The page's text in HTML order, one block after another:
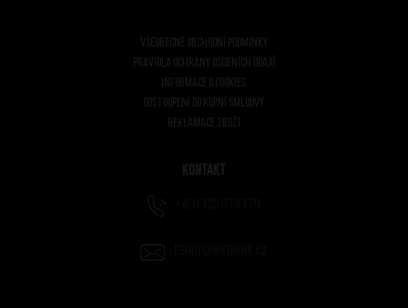
Všeobecné obchodní podmínky
Pravidla ochrany osobních údajů
Informace o cookies
Odstoupení od kupní smlouvy
Reklamace zboží
Kontakt